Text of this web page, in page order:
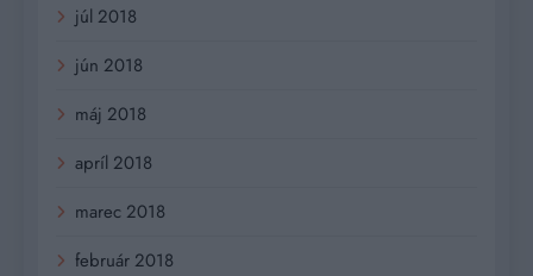
júl 2018
jún 2018
máj 2018
apríl 2018
marec 2018
február 2018